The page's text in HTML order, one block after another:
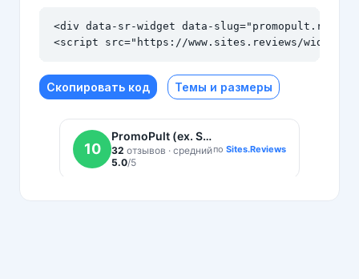
<div data-sr-widget data-slug="promopult.ru"
<script src="https://www.sites.reviews/
Скопировать код Темы и размеры